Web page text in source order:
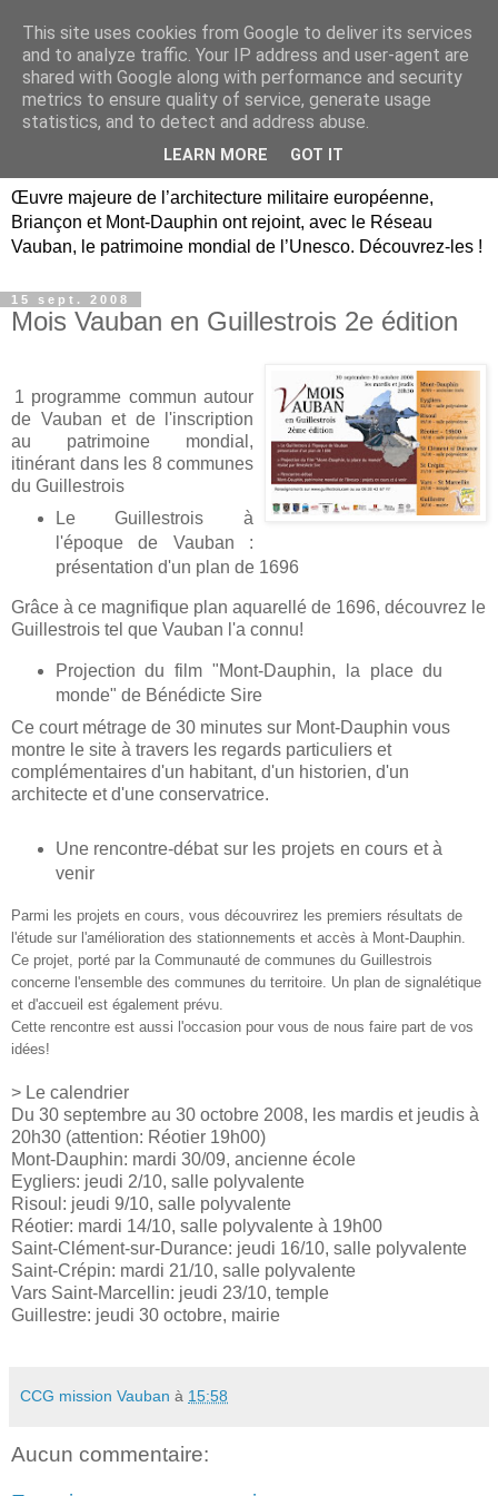
Briançon, Mont-Dauphin,
Vauban Unesco Hautes-
Œuvre majeure de l’architecture militaire européenne,
Briançon et Mont-Dauphin ont rejoint, avec le Réseau
Vauban, le patrimoine mondial de l’Unesco. Découvrez-les !
15 sept. 2008
Mois Vauban en Guillestrois 2e édition
1 programme commun autour
de Vauban et de l'inscription
au patrimoine mondial,
itinérant dans les 8 communes
du Guillestrois
Le Guillestrois à
l'époque de Vauban :
présentation d'un plan de 1696
Grâce à ce magnifique plan aquarellé de 1696, découvrez le
Guillestrois tel que Vauban l'a connu!
Projection du film "Mont-Dauphin, la place du
monde" de Bénédicte Sire
Ce court métrage de 30 minutes sur Mont-Dauphin vous
montre le site à travers les regards particuliers et
complémentaires d'un habitant, d'un historien, d'un
architecte et d'une conservatrice.
Une rencontre-débat sur les projets en cours et à
venir
Parmi les projets en cours, vous découvrirez les premiers résultats de
l'étude sur l'amélioration des stationnements et accès à Mont-Dauphin.
Ce projet, porté par la Communauté de communes du Guillestrois
concerne l'ensemble des communes du territoire. Un plan de signalétique
et d'accueil est également prévu.
Cette rencontre est aussi l'occasion pour vous de nous faire part de vos
idées!
> Le calendrier
Du 30 septembre au 30 octobre 2008, les mardis et jeudis à
20h30 (attention: Réotier 19h00)
Mont-Dauphin: mardi 30/09, ancienne école
Eygliers: jeudi 2/10, salle polyvalente
Risoul: jeudi 9/10, salle polyvalente
Réotier: mardi 14/10, salle polyvalente à 19h00
Saint-Clément-sur-Durance: jeudi 16/10, salle polyvalente
Saint-Crépin: mardi 21/10, salle polyvalente
Vars Saint-Marcellin: jeudi 23/10, temple
Guillestre: jeudi 30 octobre, mairie
CCG mission Vauban à 15:58
Aucun commentaire:
This site uses cookies from Google to deliver its services
and to analyze traffic. Your IP address and user-agent are
shared with Google along with performance and security
metrics to ensure quality of service, generate usage
statistics, and to detect and address abuse.
LEARN MORE GOT IT